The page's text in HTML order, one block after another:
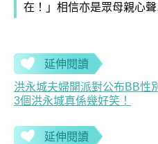
在！」相信亦是眾母親心
延伸閱讀
洪永城夫婦開派對公布BB
3個洪永城真係幾好笑！
延伸閱讀